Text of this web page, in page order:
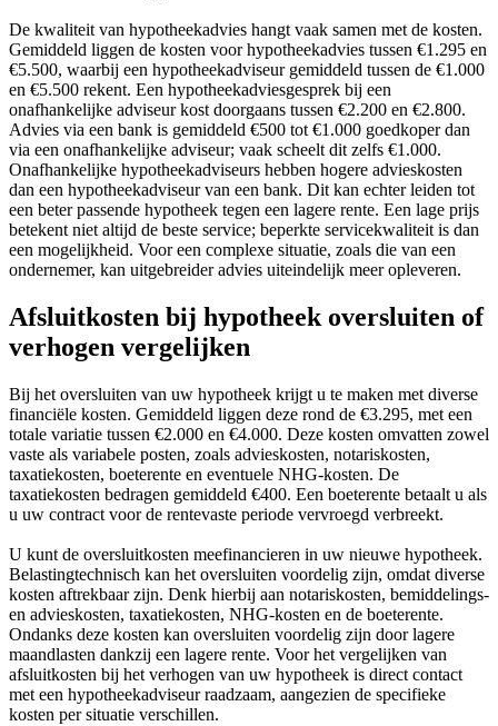
De kwaliteit van hypotheekadvies hangt vaak samen met de kosten.
Gemiddeld liggen de kosten voor hypotheekadvies tussen €1.295 en
€5.500, waarbij een hypotheekadviseur gemiddeld tussen de €1.000
en €5.500 rekent. Een hypotheekadviesgesprek bij een
onafhankelijke adviseur kost doorgaans tussen €2.200 en €2.800.
Advies via een bank is gemiddeld €500 tot €1.000 goedkoper dan
via een onafhankelijke adviseur; vaak scheelt dit zelfs €1.000.
Onafhankelijke hypotheekadviseurs hebben hogere advieskosten
dan een hypotheekadviseur van een bank. Dit kan echter leiden tot
een beter passende hypotheek tegen een lagere rente. Een lage prijs
betekent niet altijd de beste service; beperkte servicekwaliteit is dan
een mogelijkheid. Voor een complexe situatie, zoals die van een
ondernemer, kan uitgebreider advies uiteindelijk meer opleveren.
Afsluitkosten bij hypotheek oversluiten of
verhogen vergelijken
Bij het oversluiten van uw hypotheek krijgt u te maken met diverse
financiële kosten. Gemiddeld liggen deze rond de €3.295, met een
totale variatie tussen €2.000 en €4.000. Deze kosten omvatten zowel
vaste als variabele posten, zoals advieskosten, notariskosten,
taxatiekosten, boeterente en eventuele NHG-kosten. De
taxatiekosten bedragen gemiddeld €400. Een boeterente betaalt u als
u uw contract voor de rentevaste periode vervroegd verbreekt.
U kunt de oversluitkosten meefinancieren in uw nieuwe hypotheek.
Belastingtechnisch kan het oversluiten voordelig zijn, omdat diverse
kosten aftrekbaar zijn. Denk hierbij aan notariskosten, bemiddelings-
en advieskosten, taxatiekosten, NHG-kosten en de boeterente.
Ondanks deze kosten kan oversluiten voordelig zijn door lagere
maandlasten dankzij een lagere rente. Voor het vergelijken van
afsluitkosten bij het verhogen van uw hypotheek is direct contact
met een hypotheekadviseur raadzaam, aangezien de specifieke
kosten per situatie verschillen.